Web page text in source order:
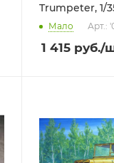
Trumpeter, 1/
Мало Арт.:
1 415руб./